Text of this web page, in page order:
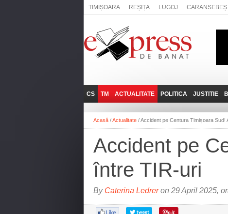
TIMIȘOARA REȘIȚA LUGOJ CARANSEBEȘ
CS
REȘIȚA
CARANSEBEȘ
ANINA
BOCŞA
ORAVIȚA
OȚELU ROŞU
TM
LUGOJ
TIMIȘOARA
ACTUALITATE
ADMINISTRATIE
NAȚIONAL
SOCIAL
POLITICA
EXPRESSLIVE
INTERVIURILE
JUSTITIE
Acasă /Actualitate /Accident pe Centura Timișoara Sud!
Accident pe
între TIR-uri
By Caterina Ledreron 29 April 2025,